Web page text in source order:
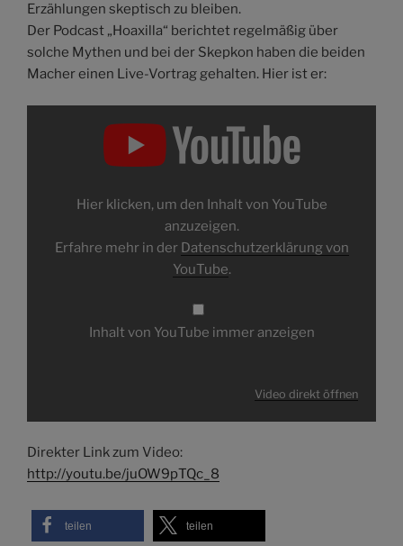
Erzählungen skeptisch zu bleiben.
Der Podcast „Hoaxilla“ berichtet regelmäßig über
solche Mythen und bei der Skepkon haben die beiden
Macher einen Live-Vortrag gehalten. Hier ist er:
Inhalt
Hier klicken, um den Inhalt von YouTube
anzuzeigen.
Erfahre mehr in der Datenschutzerklärung von
YouTube.
Inhalt von YouTube immer anzeigen
Video direkt öffnen
Direkter Link zum Video:
http://youtu.be/juOW9pTQc_8
teilen teilen